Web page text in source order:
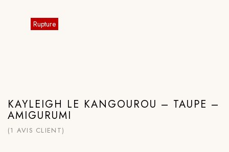
KAYLEIGH LE KANGOUROU – TAUPE –
AMIGURUMI
(1 AVIS CLIENT)